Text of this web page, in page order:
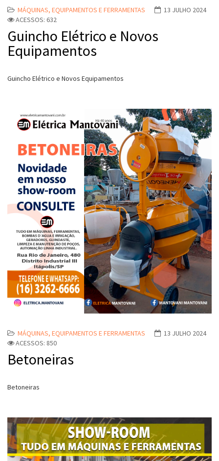
MÁQUINAS, EQUIPAMENTOS E FERRAMENTAS
13 JULHO 2024
ACESSOS: 632
Guincho Elétrico e Novos
Equipamentos
Guincho Elétrico e Novos Equipamentos
MÁQUINAS, EQUIPAMENTOS E FERRAMENTAS
13 JULHO 2024
ACESSOS: 850
Betoneiras
Betoneiras